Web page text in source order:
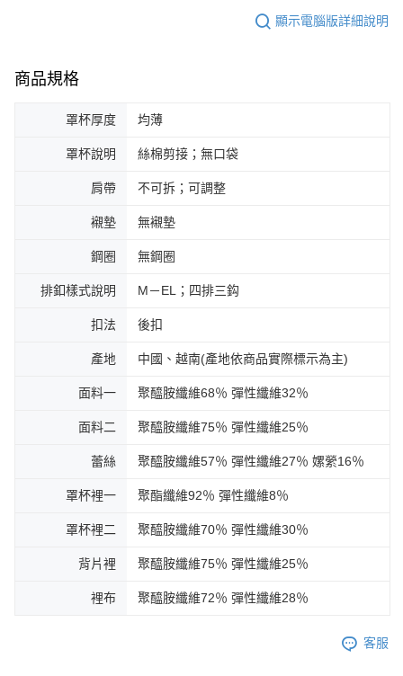
顯示電腦版詳細說明
商品規格
罩杯厚度 均薄
罩杯說明 絲棉剪接；無口袋
肩帶 不可拆；可調整
襯墊 無襯墊
鋼圈 無鋼圈
排釦樣式說明 M－EL；四排三鈎
扣法 後扣
產地 中國、越南(產地依商品實際標示為主)
面料一 聚醯胺纖維68％ 彈性纖維32％
面料二 聚醯胺纖維75％ 彈性纖維25％
蕾絲 聚醯胺纖維57％ 彈性纖維27％ 嫘縈16％
罩杯裡一 聚酯纖維92％ 彈性纖維8％
罩杯裡二 聚醯胺纖維70％ 彈性纖維30％
背片裡 聚醯胺纖維75％ 彈性纖維25％
裡布 聚醯胺纖維72％ 彈性纖維28％
客服